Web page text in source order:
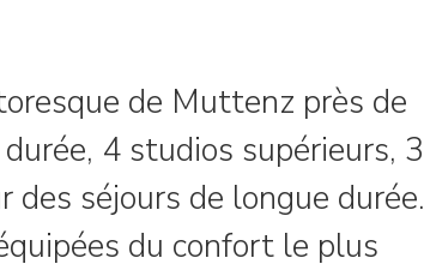
de Muttenz près de
4 studios supérieurs, 3
séjours de longue durée.
du confort le plus